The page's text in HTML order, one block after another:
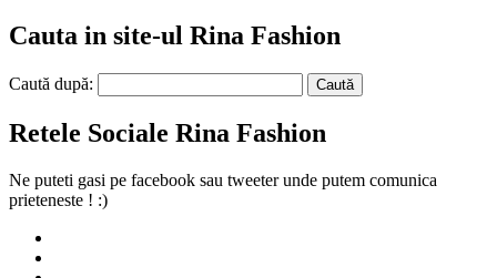
Cauta in site-ul Rina Fashion
Caută după:
Retele Sociale Rina Fashion
Ne puteti gasi pe facebook sau tweeter unde putem comunica
prieteneste ! :)